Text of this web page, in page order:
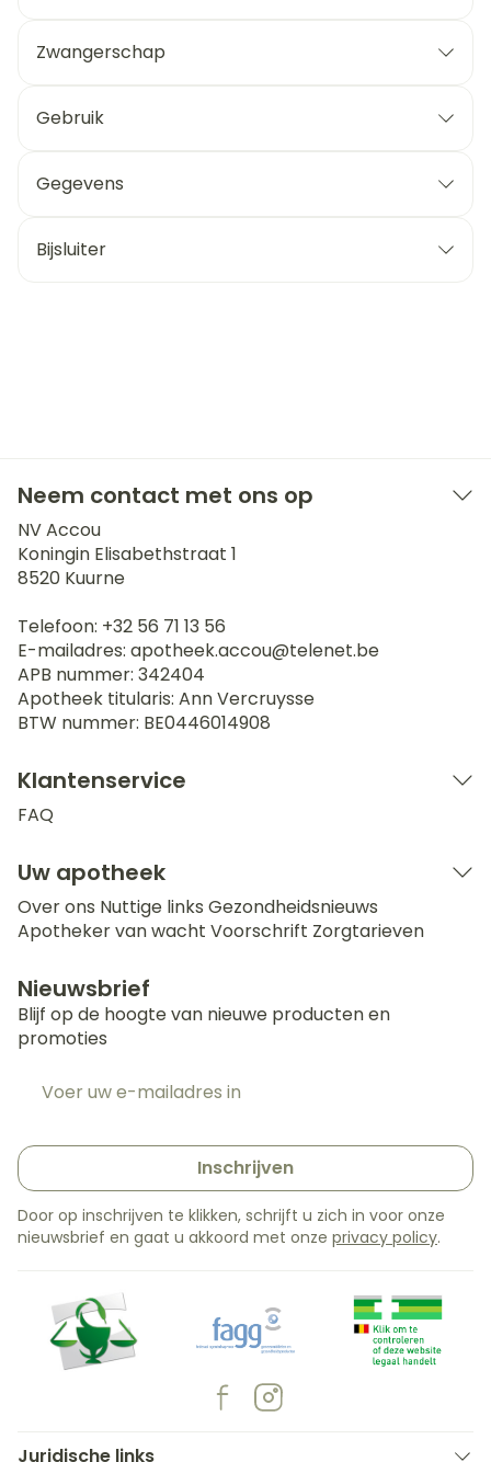
Zwangerschap
Gebruik
Gegevens
Bijsluiter
Neem contact met ons op
NV Accou
Koningin Elisabethstraat 1
8520 Kuurne
Telefoon: +32 56 71 13 56
E-mailadres: apotheek.accou@telenet.be
APB nummer: 342404
Apotheek titularis: Ann Vercruysse
BTW nummer: BE0446014908
Klantenservice
FAQ
Uw apotheek
Over ons Nuttige links Gezondheidsnieuws
Apotheker van wacht Voorschrift Zorgtarieven
Nieuwsbrief
Blijf op de hoogte van nieuwe producten en
promoties
Inschrijven
Door op inschrijven te klikken, schrijft u zich in voor onze
nieuwsbrief en gaat u akkoord met onze privacy policy.
Juridische links